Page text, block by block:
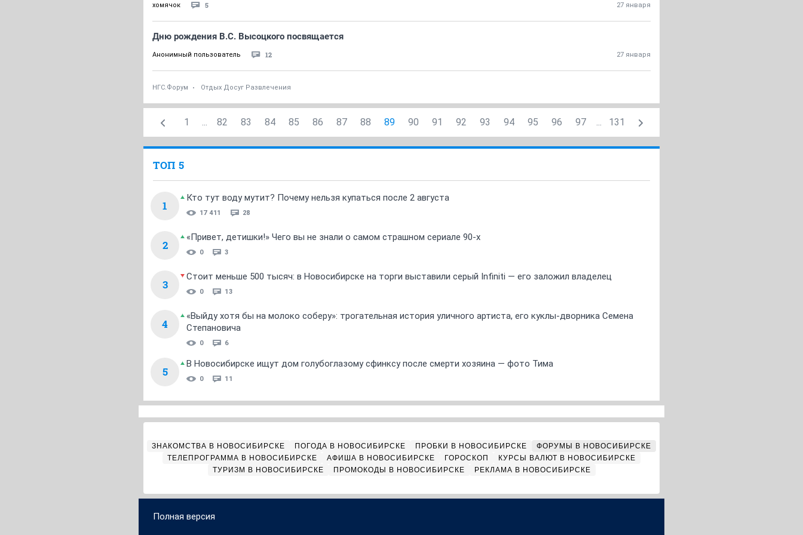
хомячок 5 27 января
Дню рождения В.С. Высоцкого посвящается
Анонимный пользователь 12 27 января
НГС.Форум Отдых Досуг Развлечения
1 ... 82 83 84 85 86 87 88 89 90 91 92 93 94 95 96 97 ... 131
ТОП 5
1
Кто тут воду мутит? Почему нельзя купаться после 2 августа
17 411 28
2
«Привет, детишки!» Чего вы не знали о самом страшном сериале 90-х
0 3
3
Стоит меньше 500 тысяч: в Новосибирске на торги выставили серый Infiniti — его заложил владелец
0 13
4
«Выйду хотя бы на молоко соберу»: трогательная история уличного артиста, его куклы-дворника Семена
Степановича
0 6
5
В Новосибирске ищут дом голубоглазому сфинксу после смерти хозяина — фото Тима
0 11
ЗНАКОМСТВА В НОВОСИБИРСКЕ ПОГОДА В НОВОСИБИРСКЕ ПРОБКИ В НОВОСИБИРСКЕ
ФОРУМЫ В НОВОСИБИРСКЕ
ТЕЛЕПРОГРАММА В НОВОСИБИРСКЕ
АФИША В НОВОСИБИРСКЕ ГОРОСКОП
КУРСЫ ВАЛЮТ В НОВОСИБИРСКЕ
ТУРИЗМ В НОВОСИБИРСКЕ
ПРОМОКОДЫ В НОВОСИБИРСКЕ РЕКЛАМА В НОВОСИБИРСКЕ
Полная версия